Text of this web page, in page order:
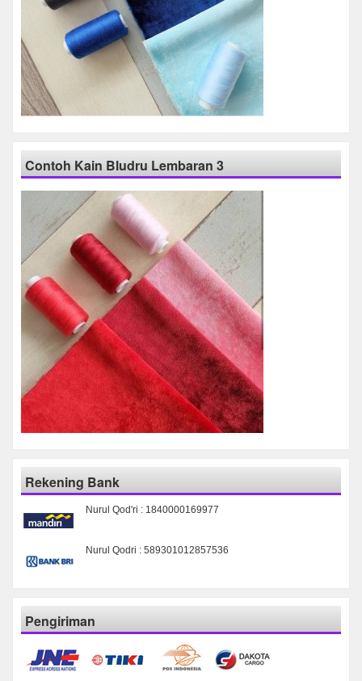
Contoh Kain Bludru Lembaran 3
Rekening Bank
Nurul Qod'ri : 1840000169977
Nurul Qodri : 589301012857536
Pengiriman